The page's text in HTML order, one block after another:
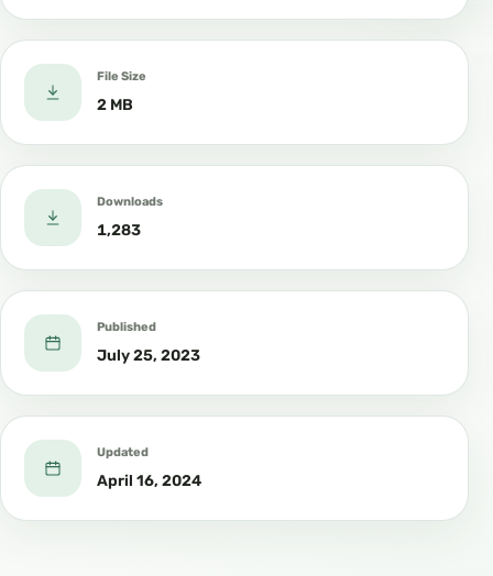
File Size
2 MB
Downloads
1,283
Published
July 25, 2023
Updated
April 16, 2024